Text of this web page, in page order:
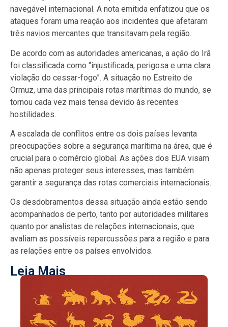
navegável internacional. A nota emitida enfatizou que os
ataques foram uma reação aos incidentes que afetaram
três navios mercantes que transitavam pela região.
De acordo com as autoridades americanas, a ação do Irã
foi classificada como “injustificada, perigosa e uma clara
violação do cessar-fogo”. A situação no Estreito de
Ormuz, uma das principais rotas marítimas do mundo, se
tornou cada vez mais tensa devido às recentes
hostilidades.
A escalada de conflitos entre os dois países levanta
preocupações sobre a segurança marítima na área, que é
crucial para o comércio global. As ações dos EUA visam
não apenas proteger seus interesses, mas também
garantir a segurança das rotas comerciais internacionais.
Os desdobramentos dessa situação ainda estão sendo
acompanhados de perto, tanto por autoridades militares
quanto por analistas de relações internacionais, que
avaliam as possíveis repercussões para a região e para
as relações entre os países envolvidos.
Leia Mais